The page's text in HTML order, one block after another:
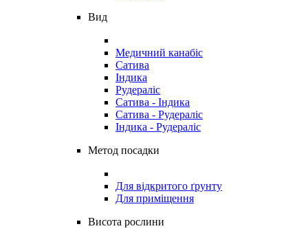
Вид
Медичний канабіс
Сатива
Індика
Рудераліс
Сатива - Індика
Сатива - Рудераліс
Індика - Рудераліс
Метод посадки
Для відкритого ґрунту
Для приміщення
Висота рослини